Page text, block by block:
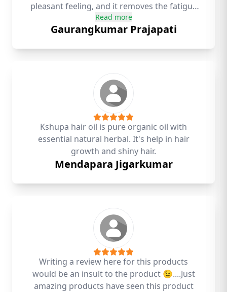
pleasant feeling, and it removes the fatigue
of the day and gives me a deep sleep. Thanks
Kshupa.!! - Gaurangkumar Prajapati
Read more
Gaurangkumar Prajapati
Kshupa hair oil is pure organic oil with
essential natural herbal. It's help in hair
growth and shiny hair.
Mendapara Jigarkumar
Writing a review here for this products
would be an insult to the product 😉....Just
amazing products have seen this product